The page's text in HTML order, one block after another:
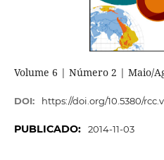
Volume 6 | Número 2 | Maio/
DOI: https://doi.org/10.5380/
PUBLICADO: 2014-11-03